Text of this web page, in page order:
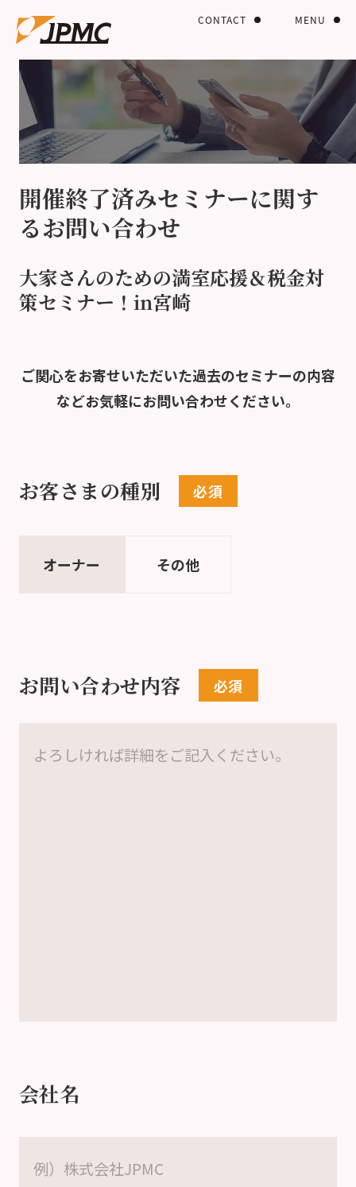
MENU
CONTACT
開催終了済みセミナーに関す
るお問い合わせ
大家さんのための満室応援＆税金対
策セミナー！in宮崎
ご関心をお寄せいただいた過去のセミナーの内容
などお気軽にお問い合わせください。
お客さまの種別
オーナー その他
お問い合わせ内容
会社名